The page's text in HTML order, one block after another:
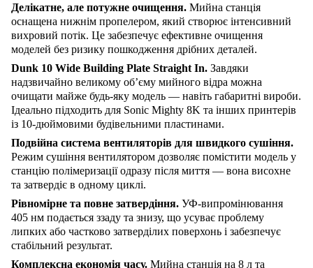
Делікатне, але потужне очищення. Мийна станція
оснащена нижнім пропелером, який створює інтенсивний
вихровий потік. Це забезпечує ефективне очищення
моделей без ризику пошкодження дрібних деталей.
Dunk 10 Wide Building Plate Straight In. Завдяки
надзвичайно великому об’єму мийного відра можна
очищати майже будь-яку модель — навіть габаритні вироби.
Ідеально підходить для Sonic Mighty 8K та інших принтерів
із 10-дюймовими будівельними пластинами.
Подвійна система вентиляторів для швидкого сушіння.
Режим сушіння вентилятором дозволяє помістити модель у
станцію полімеризації одразу після миття — вона висохне
та затвердіє в одному циклі.
Рівномірне та повне затвердіння. УФ-випромінювання
405 нм подається ззаду та знизу, що усуває проблему
липких або частково затверділих поверхонь і забезпечує
стабільний результат.
Комплексна економія часу. Мийна станція на 8 л та